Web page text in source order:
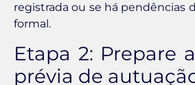
registrada ou se há pendências
formal.
Etapa 2: Prepare
prévia de